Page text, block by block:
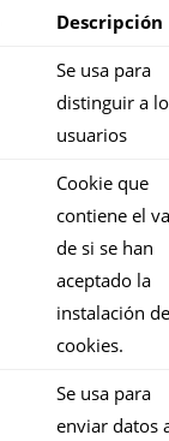
Descripción
Se usa para
distinguir a
usuarios
Cookie que
contiene el
de si se han
aceptado la
instalación de
cookies.
Se usa para
enviar datos